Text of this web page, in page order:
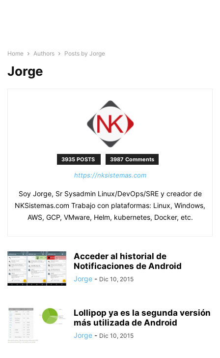
Home Authors Posts by Jorge
Jorge
3935 POSTS 3987 Comments
https://nksistemas.com
Soy Jorge, Sr Sysadmin Linux/DevOps/SRE y creador de
NKSistemas.com Trabajo con plataformas: Linux, Windows,
AWS, GCP, VMware, Helm, kubernetes, Docker, etc.
Acceder al historial de
Notificaciones de Android
Jorge - Dic 10, 2015
Lollipop ya es la segunda versión
más utilizada de Android
Jorge - Dic 10, 2015